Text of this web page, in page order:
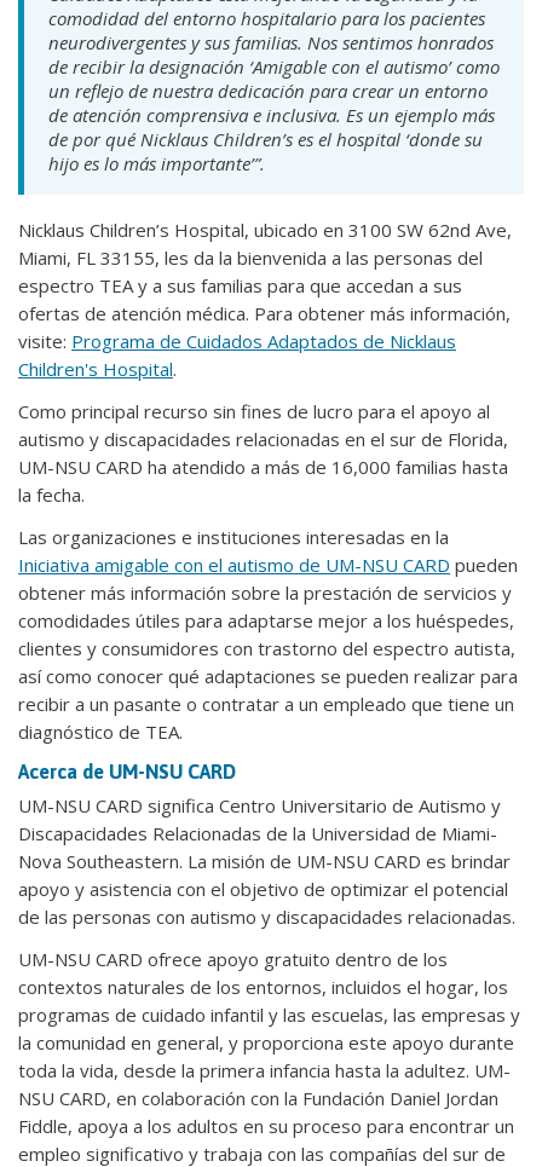
comodidad del entorno hospitalario para los pacientes
neurodivergentes y sus familias. Nos sentimos honrados
de recibir la designación ‘Amigable con el autismo’ como
un reflejo de nuestra dedicación para crear un entorno
de atención comprensiva e inclusiva. Es un ejemplo más
de por qué Nicklaus Children’s es el hospital ‘donde su
hijo es lo más importante’”.
Nicklaus Children’s Hospital, ubicado en 3100 SW 62nd Ave,
Miami, FL 33155, les da la bienvenida a las personas del
espectro TEA y a sus familias para que accedan a sus
ofertas de atención médica. Para obtener más información,
visite: Programa de Cuidados Adaptados de Nicklaus
Children's Hospital.
Como principal recurso sin fines de lucro para el apoyo al
autismo y discapacidades relacionadas en el sur de Florida,
UM-NSU CARD ha atendido a más de 16,000 familias hasta
la fecha.
Las organizaciones e instituciones interesadas en la
Iniciativa amigable con el autismo de UM-NSU CARD pueden
obtener más información sobre la prestación de servicios y
comodidades útiles para adaptarse mejor a los huéspedes,
clientes y consumidores con trastorno del espectro autista,
así como conocer qué adaptaciones se pueden realizar para
recibir a un pasante o contratar a un empleado que tiene un
diagnóstico de TEA.
Acerca de UM-NSU CARD
UM-NSU CARD significa Centro Universitario de Autismo y
Discapacidades Relacionadas de la Universidad de Miami-
Nova Southeastern. La misión de UM-NSU CARD es brindar
apoyo y asistencia con el objetivo de optimizar el potencial
de las personas con autismo y discapacidades relacionadas.
UM-NSU CARD ofrece apoyo gratuito dentro de los
contextos naturales de los entornos, incluidos el hogar, los
programas de cuidado infantil y las escuelas, las empresas y
la comunidad en general, y proporciona este apoyo durante
toda la vida, desde la primera infancia hasta la adultez. UM-
NSU CARD, en colaboración con la Fundación Daniel Jordan
Fiddle, apoya a los adultos en su proceso para encontrar un
empleo significativo y trabaja con las compañías del sur de